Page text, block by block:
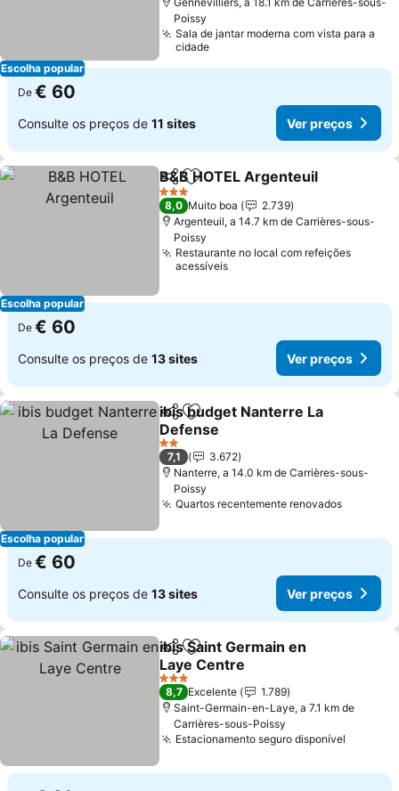
Escolha popular
Poissy
Sala de jantar moderna com vista para a
cidade
De € 60
Consulte os preços de 11 sites Ver preços
Escolha popular
PartilharAdicionar aos favoritos
B&B HOTEL Argenteuil
3 Estrelas
8,0 Muito boa
2.739
Argenteuil, a 14.7 km de Carrières-sous-
Poissy
Restaurante no local com refeições
acessíveis
De € 60
Consulte os preços de 13 sites Ver preços
Escolha popular
PartilharAdicionar aos favoritos
ibis budget Nanterre La
Defense
2 Estrelas
7,1
3.672
Nanterre, a 14.0 km de Carrières-sous-
Poissy
Quartos recentemente renovados
De € 60
Consulte os preços de 13 sites Ver preços
PartilharAdicionar aos favoritos
ibis Saint Germain en
Laye Centre
3 Estrelas
8,7 Excelente
1.789
Saint-Germain-en-Laye, a 7.1 km de
Carrières-sous-Poissy
Estacionamento seguro disponível